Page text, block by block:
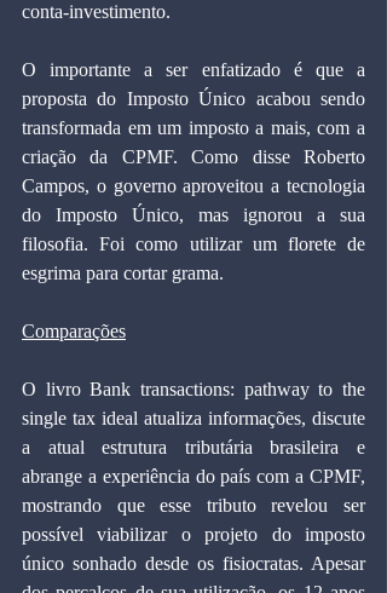
conta-investimento.
O importante a ser enfatizado é que a
proposta do Imposto Único acabou sendo
transformada em um imposto a mais, com a
criação da CPMF. Como disse Roberto
Campos, o governo aproveitou a tecnologia
do Imposto Único, mas ignorou a sua
filosofia. Foi como utilizar um florete de
esgrima para cortar grama.
Comparações
O livro Bank transactions: pathway to the
single tax ideal atualiza informações, discute
a atual estrutura tributária brasileira e
abrange a experiência do país com a CPMF,
mostrando que esse tributo revelou ser
possível viabilizar o projeto do imposto
único sonhado desde os fisiocratas. Apesar